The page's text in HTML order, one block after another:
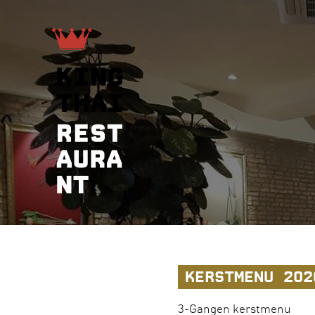
KERSTMENU
3-Gangen kerstmenu